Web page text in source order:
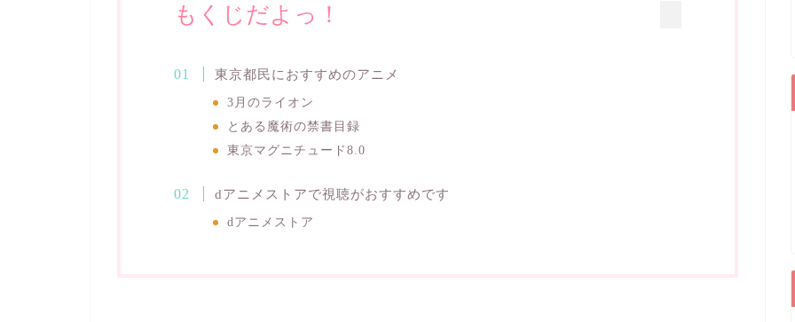
もくじだよっ！
東京都民におすすめのアニメ
3月のライオン
とある魔術の禁書目録
東京マグニチュード8.0
dアニメストアで視聴がおすすめです
dアニメストア